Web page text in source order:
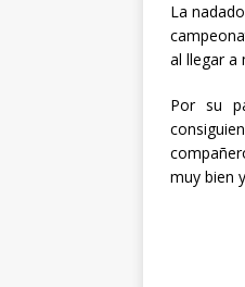
La
al llegar a
Por su
muy bien